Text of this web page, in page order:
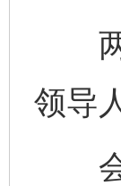
两
领导
会